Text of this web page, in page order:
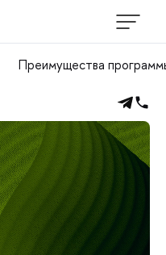
Преимущества